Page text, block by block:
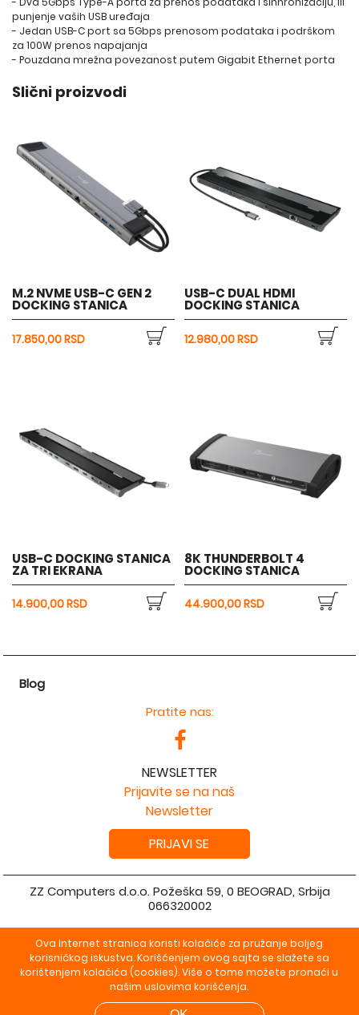
Ova Internet stranica koristi kolačiće za pružanje boljeg
korisničkog iskustva. Korišćenjem ovog sajta se slažete sa
korištenjem kolačića (cookies). Više o tome možete pronaći u
našim uslovima korišćenja.
punjenje vaših USB uređaja
- Jedan USB-C port sa 5Gbps prenosom podataka i podrškom
za 100W prenos napajanja
- Pouzdana mrežna povezanost putem Gigabit Ethernet porta
Slični proizvodi
M.2 NVME USB-C GEN 2
DOCKING STANICA
17.850,00 RSD
USB-C DUAL HDMI
DOCKING STANICA
12.980,00 RSD
USB-C DOCKING STANICA
ZA TRI EKRANA
14.900,00 RSD
8K THUNDERBOLT 4
DOCKING STANICA
44.900,00 RSD
Blog
Pratite nas:
NEWSLETTER
Prijavite se na naš
Newsletter
PRIJAVI SE
ZZ Computers d.o.o. Požeška 59, 0 BEOGRAD, Srbija
066320002
Powered byshopen.com